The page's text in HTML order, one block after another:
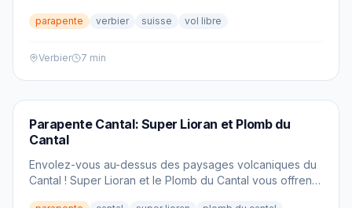
parapente verbier suisse vol libre
Verbier 7 min
PARAPENTE
Parapente Cantal: Super Lioran et Plomb du
Cantal
Envolez-vous au-dessus des paysages volcaniques du
Cantal ! Super Lioran et le Plomb du Cantal vous offrent